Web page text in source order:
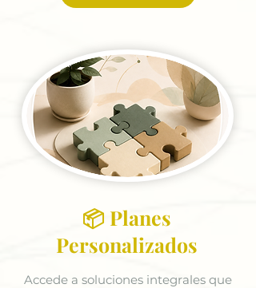
📦 Planes
Personalizados
Accede a soluciones integrales que